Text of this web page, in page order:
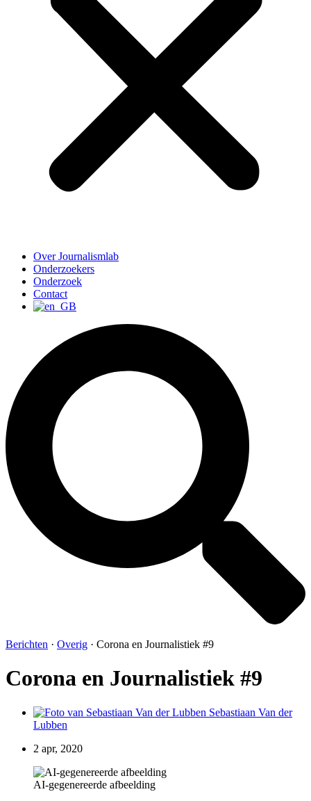
Over Journalismlab
Onderzoekers
Onderzoek
Contact
Berichten · Overig · Corona en Journalistiek #9
Corona en Journalistiek #9
Sebastiaan Van der
Lubben
2 apr, 2020
AI-gegenereerde afbeelding